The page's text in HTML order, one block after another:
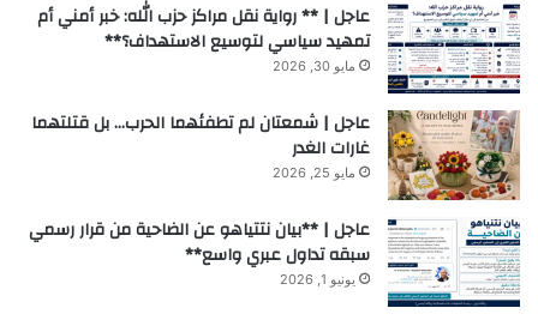
عاجل | ** رواية نقل مراكز حزب الله: خبر أمني أم
تمهيد سياسي لتوسيع الاستهداف؟**
مايو 30, 2026
عاجل | شمعتان لم تطفئهما الحرب… بل قتلتهما
غارات الغدر
مايو 25, 2026
عاجل | **بيان نتتياهو عن الضاحية من قرار رسمي
سبقه تداول عبري واسع**
يونيو 1, 2026